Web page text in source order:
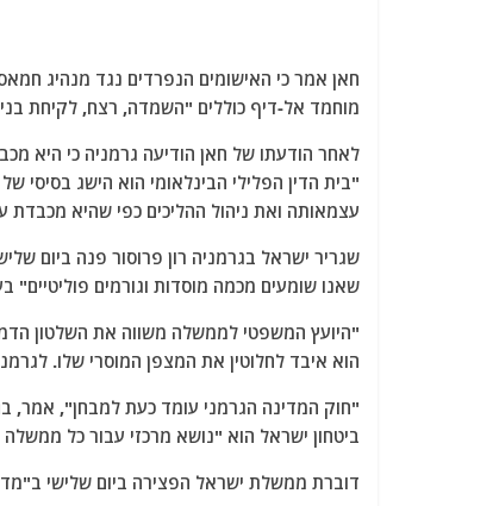
חאן אמר כי האישומים הנפרדים נגד מנהיג
מוחמד אל-דיף כוללים "השמדה, רצח, לקיחת
לאחר הודעתו של חאן הודיעה גרמניה כי היא
"בית הדין הפלילי הבינלאומי הוא הישג
עצמאותה ואת ניהול ההליכים כפי שהיא
שאנו שומעים מכמה מוסדות וגורמים פוליטיים"
"היועץ המשפטי לממשלה משווה את השלטון
הוא איבד לחלוטין את המצפן המוסרי שלו.
"חוק המדינה הגרמני עומד כעת למבחן", אמר,
ביטחון ישראל הוא "נושא מרכזי עבור כל
דוברת ממשלת ישראל הפצירה ביום שלישי